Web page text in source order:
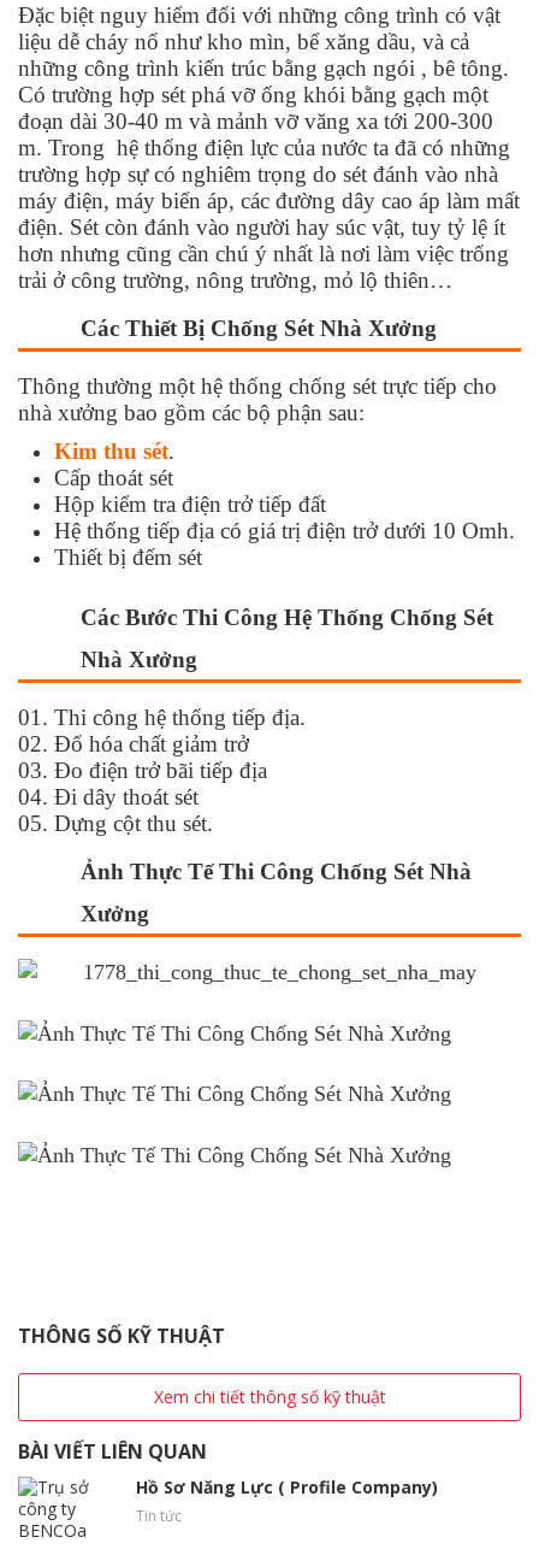
Đặc biệt nguy hiểm đối với những công trình có vật
liệu dễ cháy nổ như kho mìn, bể xăng dầu, và cả
những công trình kiến trúc bằng gạch ngói , bê tông.
Có trường hợp sét phá vỡ ống khói bằng gạch một
đoạn dài 30-40 m và mảnh vỡ văng xa tới 200-300
m. Trong hệ thống điện lực của nước ta đã có những
trường hợp sự có nghiêm trọng do sét đánh vào nhà
máy điện, máy biến áp, các đường dây cao áp làm mất
điện. Sét còn đánh vào người hay súc vật, tuy tỷ lệ ít
hơn nhưng cũng cần chú ý nhất là nơi làm việc trống
trải ở công trường, nông trường, mỏ lộ thiên…
Các Thiết Bị Chống Sét Nhà Xưởng
Thông thường một hệ thống chống sét trực tiếp cho
nhà xưởng bao gồm các bộ phận sau:
Kim thu sét.
Cấp thoát sét
Hộp kiểm tra điện trở tiếp đất
Hệ thống tiếp địa có giá trị điện trở dưới 10 Omh.
Thiết bị đếm sét
Các Bước Thi Công Hệ Thống Chống Sét
Nhà Xưởng
01. Thi công hệ thống tiếp địa.
02. Đổ hóa chất giảm trở
03. Đo điện trở bãi tiếp địa
04. Đi dây thoát sét
05. Dựng cột thu sét.
Ảnh Thực Tế Thi Công Chống Sét Nhà
Xưởng
THÔNG SỐ KỸ THUẬT
Xem chi tiết thông số kỹ thuật
BÀI VIẾT LIÊN QUAN
Hồ Sơ Năng Lực ( Profile Company)
Tin tức